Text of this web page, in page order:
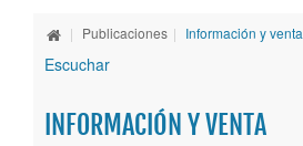
Espacios culturales
Actividades
| Publicaciones | Información y venta
Escuchar
INFORMACIÓN Y VENTA